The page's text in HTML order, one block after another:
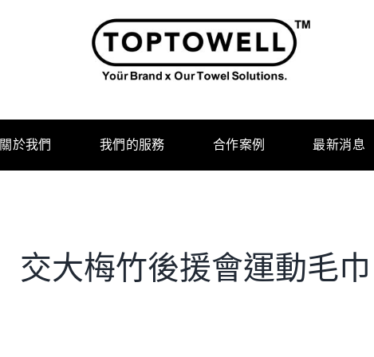
關於我們 我們的服務 合作案例 最新消息
交大梅竹後援會運動毛巾